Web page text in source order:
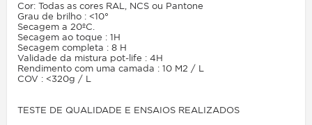
Cor: Todas as cores RAL, NCS ou Pantone
Grau de brilho : <10°
Secagem a 20ºC.
Secagem ao toque : 1H
Secagem completa : 8 H
Validade da mistura pot-life : 4H
Rendimento com uma camada : 10 M2 / L
COV : <320g / L
TESTE DE QUALIDADE E ENSAIOS REALIZADOS